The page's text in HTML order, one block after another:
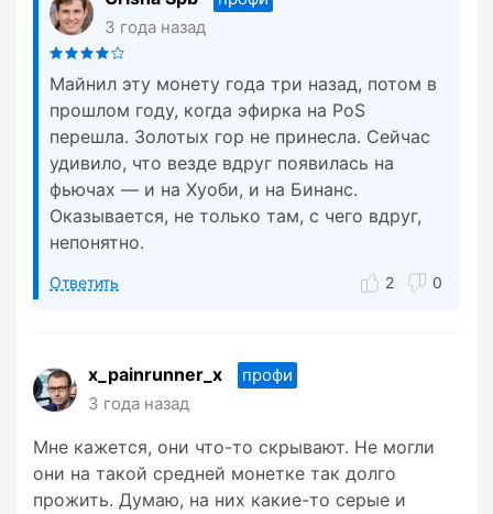
3 года назад
Майнил эту монету года три назад, потом в
прошлом году, когда эфирка на PoS
перешла. Золотых гор не принесла. Сейчас
удивило, что везде вдруг появилась на
фьючах — и на Хуоби, и на Бинанс.
Оказывается, не только там, с чего вдруг,
непонятно.
Ответить 2 0
x_painrunner_x
профи
3 года назад
Мне кажется, они что-то скрывают. Не могли
они на такой средней монетке так долго
прожить. Думаю, на них какие-то серые и